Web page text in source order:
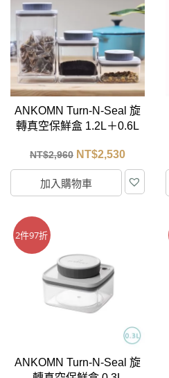
ANKOMN Turn-N-Seal 旋
轉真空保鮮盒 1.2L＋0.6L
NT$2,960 NT$2,530
加入購物車
2件97折
ANKOMN Turn-N-Seal 旋